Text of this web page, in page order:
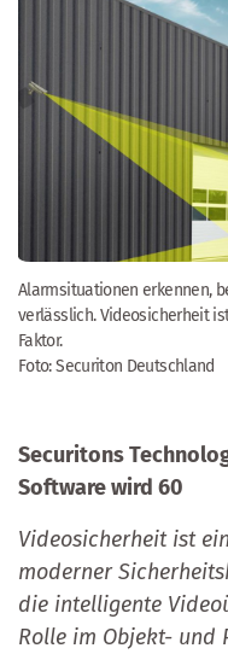
Alarmsituationen erkennen,
verlässlich. Videosicherheit
Faktor.
Foto: Securiton Deutschland
Securitons
Software wird 60
Videosicherheit ist
moderner
die intelligente
Rolle im Objekt- und